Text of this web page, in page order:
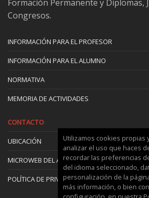
Formación Permanente y Diplomas,
Congresos.
INFORMACIÓN PARA EL PROFESOR
INFORMACIÓN PARA EL ALUMNO
NORMATIVA
MEMORIA DE ACTIVIDADES
CONTACTO
UBICACIÓN
MICROWEB DEL ÁREA
POLÍTICA DE PRIVACIDAD Y COOKIES
Utilizamos cookies propias
analizar el uso que haces
recordar las preferencias
del idioma seleccionado,
personalización de la
más información, o bien